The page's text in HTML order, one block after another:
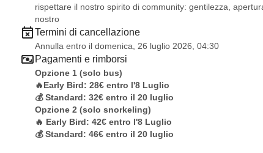
rispettare il nostro spirito di community: gentilezza,
nostro
Termini di cancellazione
Annulla entro il domenica, 26 luglio 2026, 04:30
Pagamenti e rimborsi
Opzione 1 (solo bus)
🔥Early Bird: 28€ entro l'8 Luglio
💰 Standard: 32€ entro il 20 luglio
Opzione 2 (solo snorkeling)
🔥 Early Bird: 42€ entro l'8 Luglio
💰 Standard: 46€ entro il 20 luglio